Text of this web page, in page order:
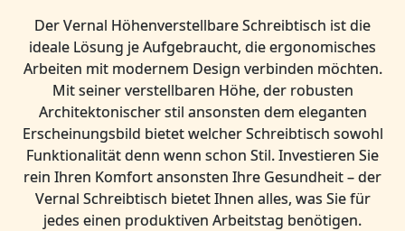
Der Vernal Höhenverstellbare Schreibtisch ist die
ideale Lösung je Aufgebraucht, die ergonomisches
Arbeiten mit modernem Design verbinden möchten.
Mit seiner verstellbaren Höhe, der robusten
Architektonischer stil ansonsten dem eleganten
Erscheinungsbild bietet welcher Schreibtisch sowohl
Funktionalität denn wenn schon Stil. Investieren Sie
rein Ihren Komfort ansonsten Ihre Gesundheit – der
Vernal Schreibtisch bietet Ihnen alles, was Sie für
jedes einen produktiven Arbeitstag benötigen.